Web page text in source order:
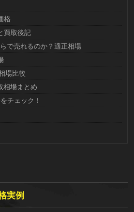
格
買取後記
で売れるのか？適正相場
場比較
相場まとめ
チェック！
実例